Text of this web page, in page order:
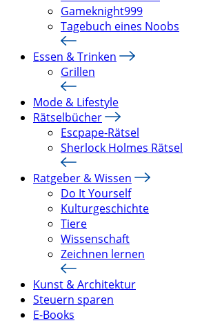
Gameknight999
Tagebuch eines Noobs
Essen & Trinken
Grillen
Mode & Lifestyle
Rätselbücher
Escpape-Rätsel
Sherlock Holmes Rätsel
Ratgeber & Wissen
Do It Yourself
Kulturgeschichte
Tiere
Wissenschaft
Zeichnen lernen
Kunst & Architektur
Steuern sparen
E-Books